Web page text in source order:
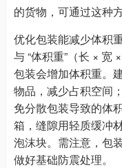
的货物，可通过这种
优化包装能减少体积
与 “体积重”（长 × 宽
包装会增加体积重。
物品，减少占积空间
免分散包装导致的体
箱，缝隙用轻质缓冲
泡沫块。需注意，包
做好基础防震处理。